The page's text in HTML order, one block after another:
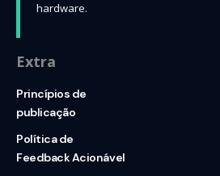
hardware.
Extra
Princípios de
publicação
Política de
Feedback Acionável